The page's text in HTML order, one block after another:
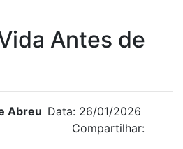
Antes de
Abreu Data: 26/01/2026
Compartilhar: